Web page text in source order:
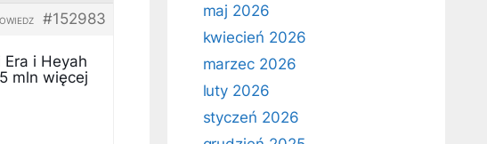
#152983
i Heyah
mln więcej
maj 2026
kwiecień 2026
marzec 2026
luty 2026
styczeń 2026